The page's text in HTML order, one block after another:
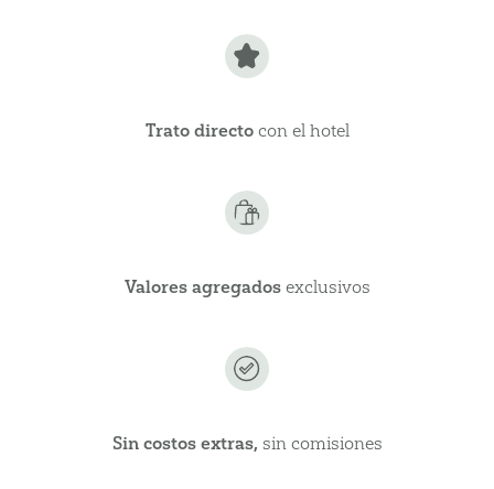
Trato directo con el hotel
Valores agregados exclusivos
Sin costos extras, sin comisiones